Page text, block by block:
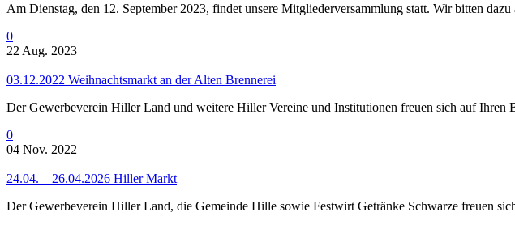
Am Dienstag, den 12. September 2023, findet unsere Mitgliederversammlung statt. Wir bitten
0
22 Aug. 2023
03.12.2022 Weihnachtsmarkt an der Alten Brennerei
Der Gewerbeverein Hiller Land und weitere Hiller Vereine und Institutionen freuen sich auf Ihren
0
04 Nov. 2022
24.04. – 26.04.2026 Hiller Markt
Der Gewerbeverein Hiller Land, die Gemeinde Hille sowie Festwirt Getränke Schwarze freuen